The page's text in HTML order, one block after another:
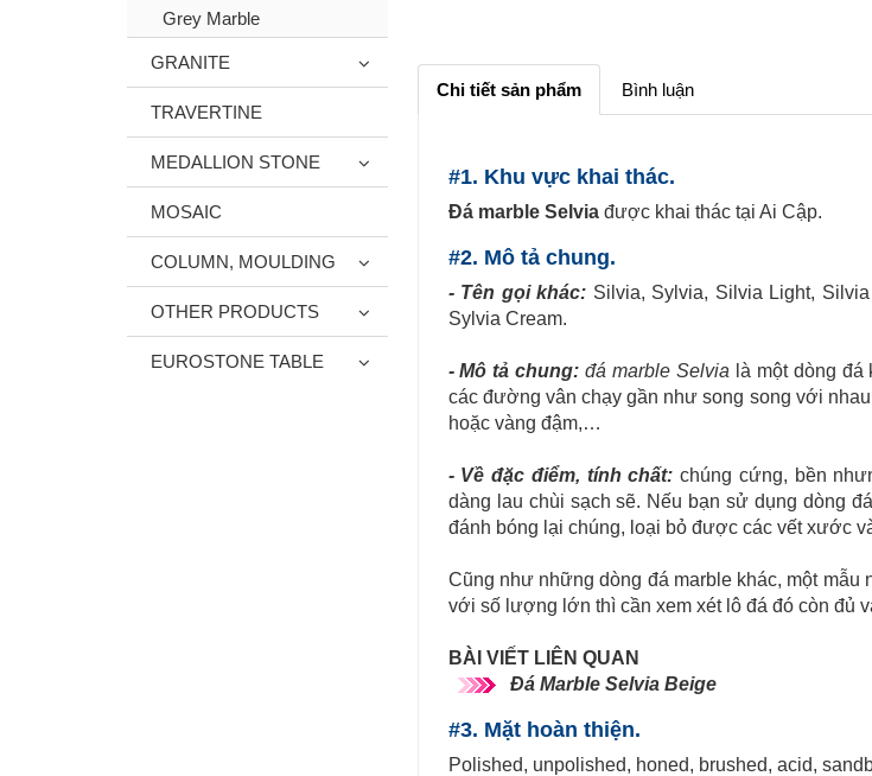
Chi tiết sản phẩm Bình luận
#1. Khu vực khai thác.
Đá marble Selviađược khai thác tại Ai Cập.
#2. Mô tả chung.
- Tên gọi khác: Silvia, Sylvia, Silvia Light,
Sylvia Cream.
- Mô tả chung: đá marble Selvia là một dòng
các đường vân chạy gần như song song với
hoặc vàng đậm,…
- Về đặc điểm, tính chất: chúng cứng, bền
dàng lau chùi sạch sẽ. Nếu bạn sử dụng dòng
đánh bóng lại chúng, loại bỏ được các vết xước
Cũng như những dòng đá marble khác, một
với số lượng lớn thì cần xem xét lô đá đó còn đủ
BÀI VIẾT LIÊN QUAN
Đá Marble Selvia Beige
#3. Mặt hoàn thiện.
Polished, unpolished, honed, brushed, acid,
Grey Marble
GRANITE
TRAVERTINE
MEDALLION STONE
MOSAIC
COLUMN, MOULDING
OTHER PRODUCTS
EUROSTONE TABLE